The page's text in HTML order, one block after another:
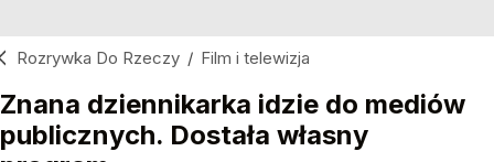
Rozrywka Do Rzeczy / Film i telewizja
Znana dziennikarka idzie do mediów
publicznych. Dostała własny